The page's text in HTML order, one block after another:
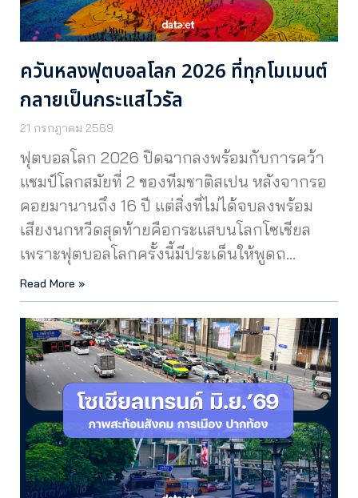
ควันหลงฟุตบอลโลก 2026 ที่ทุกโมเมนต์
กลายเป็นกระแสไวรัล
21 กรกฎาคม 2569
ฟุตบอลโลก 2026 ปิดฉากลงพร้อมกับการคว้า
แชมป์โลกสมัยที่ 2 ของทีมชาติสเปน หลังจากรอ
คอยมานานถึง 16 ปี แต่สิ่งที่ไม่ได้จบลงพร้อม
เสียงนกหวีดสุดท้ายคือกระแสบนโลกโซเชียล
เพราะฟุตบอลโลกครั้งนี้มีประเด็นให้พูดถ…
Read More »